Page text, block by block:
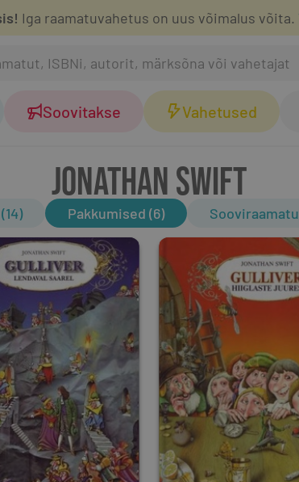
Iga raamatuvahetus on uus võimalus võita.
Soovitakse Vahetused
JONATHAN SWIFT
Pakkumised (6)